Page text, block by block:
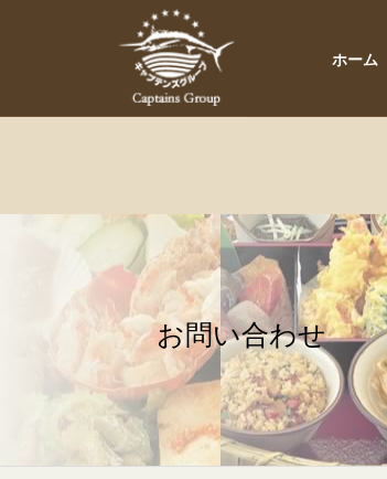
ホーム
お問い合わせ